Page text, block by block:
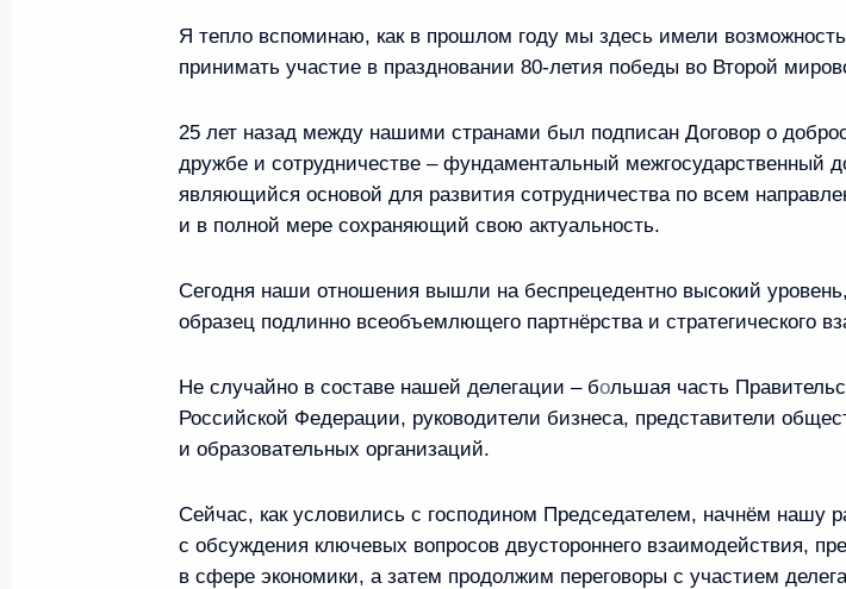
20 мая 2026 года, 08:00 Пекин
Беседа с Председателем КНР Си Цзиньпином
20 мая 2026 года, 06:40
19 мая, вторник
Видеообращение в преддверии официального визита
19 мая 2026 года, 03:00 Москва, Кремль
18 мая, понедельник
Совещание с постоянными членами Совета
Я тепло вспоминаю, как в прошлом году мы здесь имели
принимать участие в праздновании 80-летия победы во Второй
25 лет назад между нашими странами был подписан Договор о
дружбе и сотрудничестве – фундаментальный межгосударственный
являющийся основой для развития сотрудничества по всем
и в полной мере сохраняющий свою актуальность.
Сегодня наши отношения вышли на беспрецедентно высокий
образец подлинно всеобъемлющего партнёрства и стратегического
Не случайно в составе нашей делегации – большая часть
Российской Федерации, руководители бизнеса, представители
и образовательных организаций.
Сейчас, как условились с господином Председателем, начнём нашу
с обсуждения ключевых вопросов двустороннего взаимодействия,
в сфере экономики, а затем продолжим переговоры с участием